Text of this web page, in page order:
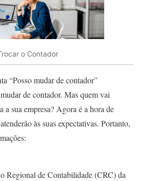
o Contador
“Posso mudar de contador”
de contador. Mas quem vai
a sua empresa? Agora é a hora de
às suas expectativas. Portanto,
Regional de Contabilidade (CRC) da